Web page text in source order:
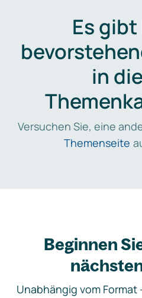
Es
in
Versuchen Sie, eine
Themenseite
Beginnen
Unabhängig vom